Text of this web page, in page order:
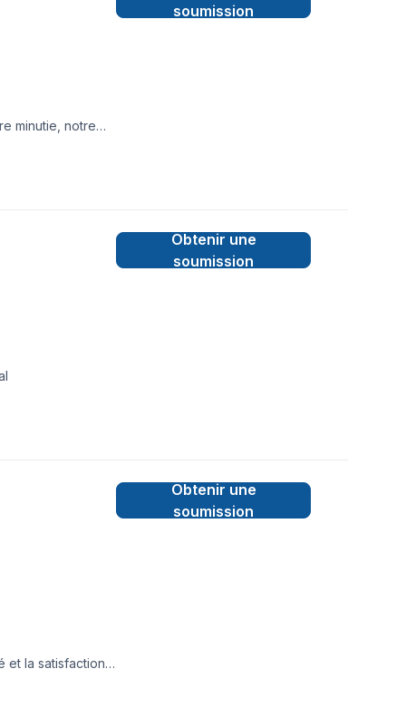
minutie, notre
soumission
Obtenir une
soumission
et la satisfaction
simple : offrir
Obtenir une
soumission